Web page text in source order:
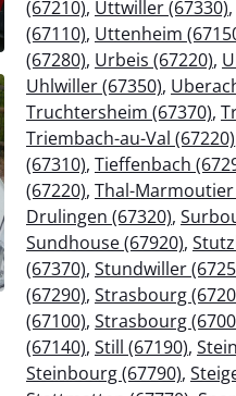
(67210), Uttwiller (67330),
(67110), Uttenheim
(67280), Urbeis (67220),
Uhlwiller (67350),
Truchtersheim (67370),
Triembach-au-Val (67220)
(67310), Tieffenbach
(67220), Thal-Marmoutier
Drulingen (67320),
Sundhouse (67920),
(67370), Stundwiller
(67290), Strasbourg
(67100), Strasbourg
(67140), Still (67190),
Steinbourg (67790),